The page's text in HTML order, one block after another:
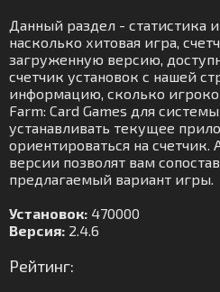
Данный раздел - статистика
насколько хитовая игра,
загруженную версию,
счетчик установок с нашей
информацию, сколько
Farm: Card Games для
устанавливать текущее
ориентироваться на
версии позволят вам
предлагаемый вариант игры.
Установок: 470000
Версия: 2.4.6
Рейтинг: